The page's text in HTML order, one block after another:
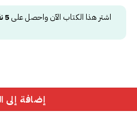
اشتر هذا الكتاب الآن واحصل على 5
إلى الشمال
إضافة إلى